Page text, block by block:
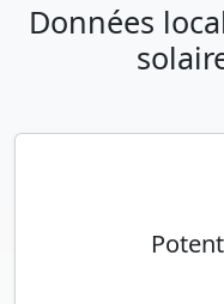
Données